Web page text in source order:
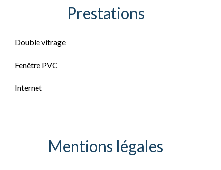
Prestations
Double vitrage
Fenêtre PVC
Internet
Mentions légales